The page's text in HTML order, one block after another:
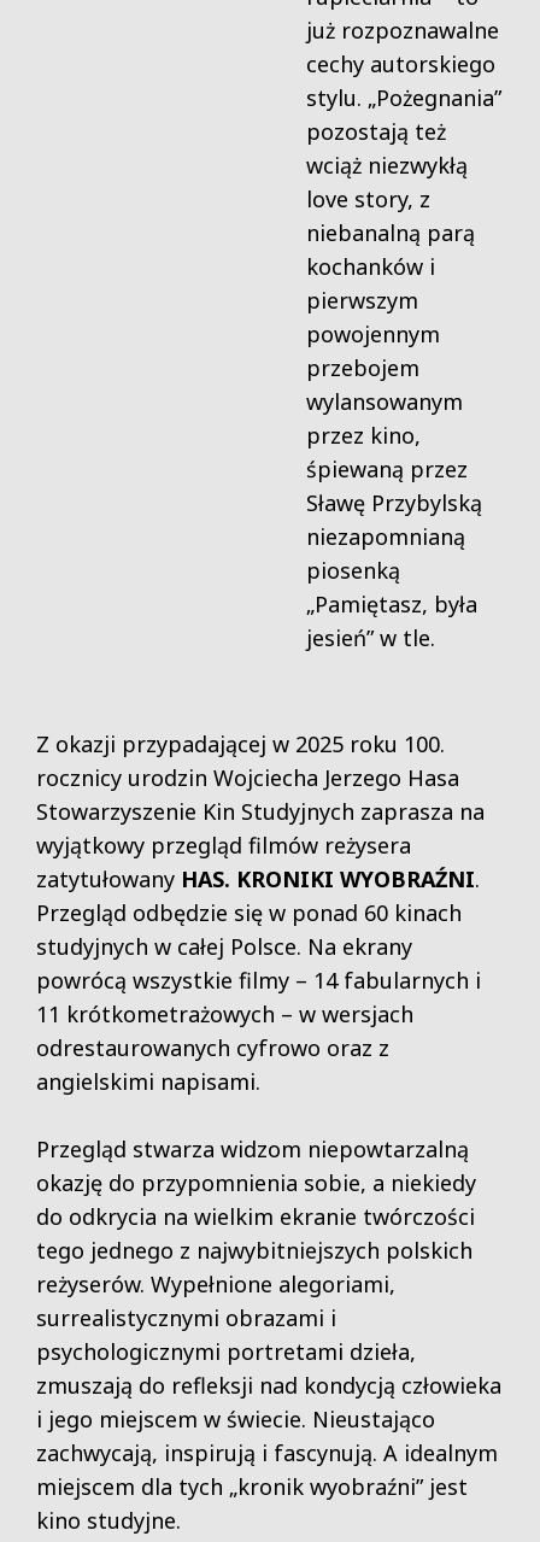
już rozpoznawalne
cechy autorskiego
stylu. „Pożegnania”
pozostają też
wciąż niezwykłą
love story, z
niebanalną parą
kochanków i
pierwszym
powojennym
przebojem
wylansowanym
przez kino,
śpiewaną przez
Sławę Przybylską
niezapomnianą
piosenką
„Pamiętasz, była
jesień” w tle.
Z okazji przypadającej w 2025 roku 100.
rocznicy urodzin Wojciecha Jerzego Hasa
Stowarzyszenie Kin Studyjnych zaprasza na
wyjątkowy przegląd filmów reżysera
zatytułowany HAS. KRONIKI WYOBRAŹNI.
Przegląd odbędzie się w ponad 60 kinach
studyjnych w całej Polsce. Na ekrany
powrócą wszystkie filmy – 14 fabularnych i
11 krótkometrażowych – w wersjach
odrestaurowanych cyfrowo oraz z
angielskimi napisami.
Przegląd stwarza widzom niepowtarzalną
okazję do przypomnienia sobie, a niekiedy
do odkrycia na wielkim ekranie twórczości
tego jednego z najwybitniejszych polskich
reżyserów. Wypełnione alegoriami,
surrealistycznymi obrazami i
psychologicznymi portretami dzieła,
zmuszają do refleksji nad kondycją człowieka
i jego miejscem w świecie. Nieustająco
zachwycają, inspirują i fascynują. A idealnym
miejscem dla tych „kronik wyobraźni” jest
kino studyjne.